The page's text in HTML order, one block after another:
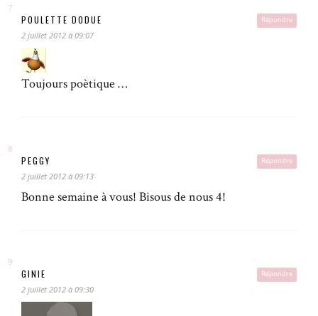
Répondre
POULETTE DODUE
2 juillet 2012 à 09:07
Toujours poètique …
Répondre
PEGGY
2 juillet 2012 à 09:13
Bonne semaine à vous! Bisous de nous 4!
Répondre
GINIE
2 juillet 2012 à 09:30